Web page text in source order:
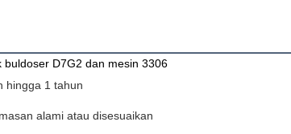
D7G2 dan mesin 3306
hingga 1 tahun
alami atau disesuaikan